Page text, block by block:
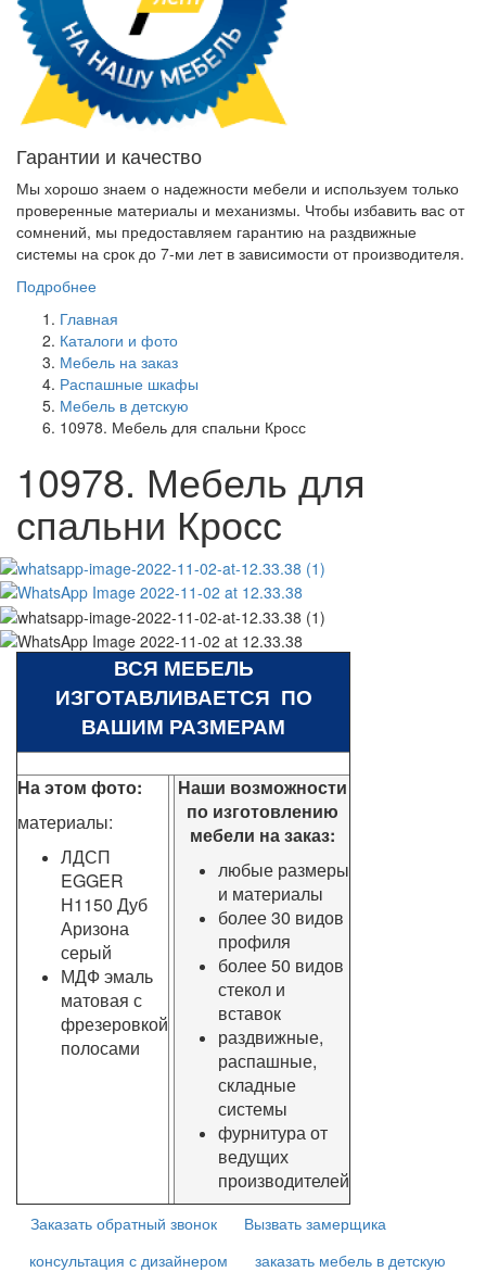
Гарантии и качество
Мы хорошо знаем о надежности мебели и используем только
проверенные материалы и механизмы. Чтобы избавить вас от
сомнений, мы предоставляем гарантию на раздвижные
системы на срок до 7-ми лет в зависимости от производителя.
Подробнее
Главная
Каталоги и фото
Мебель на заказ
Распашные шкафы
Мебель в детскую
10978. Мебель для спальни Кросс
10978. Мебель для
спальни Кросс
ВСЯ МЕБЕЛЬ
ИЗГОТАВЛИВАЕТСЯ ПО
ВАШИМ РАЗМЕРАМ
На этом фото:
материалы:
ЛДСП
EGGER
Н1150 Дуб
Аризона
серый
МДФ эмаль
матовая с
фрезеровкой
полосами
Наши возможности
по изготовлению
мебели на заказ:
любые размеры
и материалы
более 30 видов
профиля
более 50 видов
стекол и
вставок
раздвижные,
распашные,
складные
системы
фурнитура от
ведущих
производителей
Заказать обратный звонок
Вызвать замерщика
консультация с дизайнером
заказать мебель в детскую